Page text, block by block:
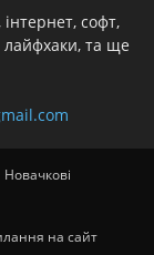
софт,
та ще
Новачкові
на сайт